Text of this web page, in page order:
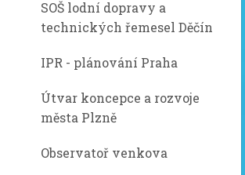
SOŠ lodní dopravy a
technických řemesel Děčín
IPR - plánování Praha
Útvar koncepce a rozvoje
města Plzně
Observatoř venkova